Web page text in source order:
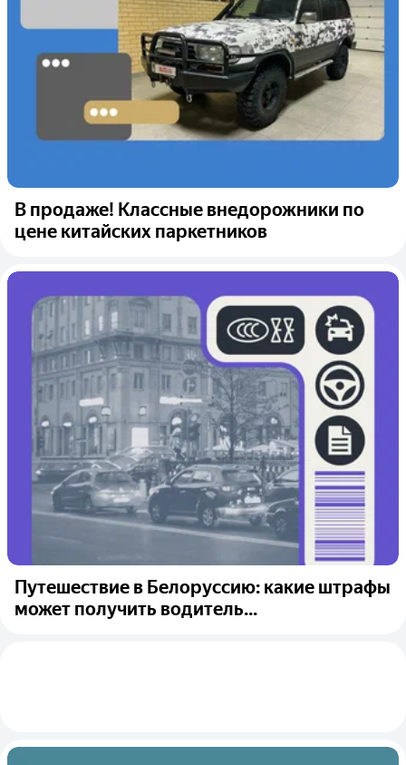
В продаже! Классные внедорожники по
цене китайских паркетников
Путешествие в Белоруссию: какие штрафы
может получить водитель...